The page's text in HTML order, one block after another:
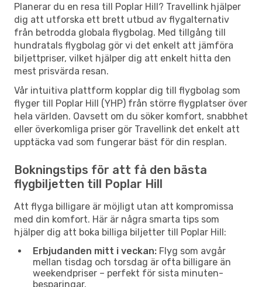
Planerar du en resa till Poplar Hill? Travellink hjälper
dig att utforska ett brett utbud av flygalternativ
från betrodda globala flygbolag. Med tillgång till
hundratals flygbolag gör vi det enkelt att jämföra
biljettpriser, vilket hjälper dig att enkelt hitta den
mest prisvärda resan.
Vår intuitiva plattform kopplar dig till flygbolag som
flyger till Poplar Hill (YHP) från större flygplatser över
hela världen. Oavsett om du söker komfort, snabbhet
eller överkomliga priser gör Travellink det enkelt att
upptäcka vad som fungerar bäst för din resplan.
Bokningstips för att få den bästa
flygbiljetten till Poplar Hill
Att flyga billigare är möjligt utan att kompromissa
med din komfort. Här är några smarta tips som
hjälper dig att boka billiga biljetter till Poplar Hill:
Erbjudanden mitt i veckan: Flyg som avgår
mellan tisdag och torsdag är ofta billigare än
weekendpriser – perfekt för sista minuten-
besparingar.